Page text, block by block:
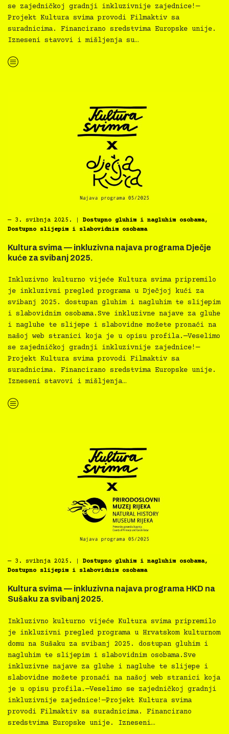
se zajedničkoj gradnji inkluzivnije zajednice!—
Projekt Kultura svima provodi Filmaktiv sa
suradnicima. Financirano sredstvima Europske unije.
Izneseni stavovi i mišljenja su…
“Kultura svima — inkluzivna najava programa Art-kina za svibanj 2025.”
― 3. svibnja 2025. Dostupno gluhim i nagluhim osobama,
Dostupno slijepim i slabovidnim osobama
Kultura svima — inkluzivna najava programa Dječje
kuće za svibanj 2025.
Inkluzivno kulturno vijeće Kultura svima pripremilo
je inkluzivni pregled programa u Dječjoj kući za
svibanj 2025. dostupan gluhim i nagluhim te slijepim
i slabovidnim osobama.Sve inkluzivne najave za gluhe
i nagluhe te slijepe i slabovidne možete pronaći na
našoj web stranici koja je u opisu profila.—Veselimo
se zajedničkoj gradnji inkluzivnije zajednice!—
Projekt Kultura svima provodi Filmaktiv sa
suradnicima. Financirano sredstvima Europske unije.
Izneseni stavovi i mišljenja…
“Kultura svima — inkluzivna najava programa Dječje kuće za svibanj 2025.”
― 3. svibnja 2025. Dostupno gluhim i nagluhim osobama,
Dostupno slijepim i slabovidnim osobama
Kultura svima — inkluzivna najava programa HKD na
Sušaku za svibanj 2025.
Inkluzivno kulturno vijeće Kultura svima pripremilo
je inkluzivni pregled programa u Hrvatskom kulturnom
domu na Sušaku za svibanj 2025. dostupan gluhim i
nagluhim te slijepim i slabovidnim osobama.Sve
inkluzivne najave za gluhe i nagluhe te slijepe i
slabovidne možete pronaći na našoj web stranici koja
je u opisu profila.—Veselimo se zajedničkoj gradnji
inkluzivnije zajednice!—Projekt Kultura svima
provodi Filmaktiv sa suradnicima. Financirano
sredstvima Europske unije. Izneseni…